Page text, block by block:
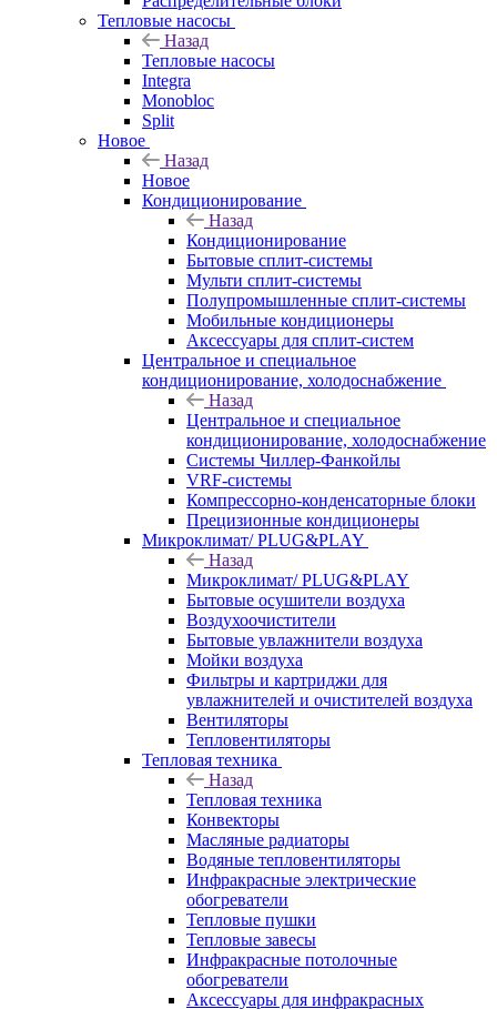
Тепловые насосы
Назад
Тепловые насосы
Integra
Monobloc
Split
Новое
Назад
Новое
Кондиционирование
Назад
Кондиционирование
Бытовые сплит-системы
Мульти сплит-системы
Полупромышленные сплит-системы
Мобильные кондиционеры
Аксессуары для сплит-систем
Центральное и специальное
кондиционирование, холодоснабжение
Назад
Центральное и специальное
кондиционирование, холодоснабжение
Системы Чиллер-Фанкойлы
VRF-системы
Компрессорно-конденсаторные блоки
Прецизионные кондиционеры
Микроклимат/ PLUG&PLAY
Назад
Микроклимат/ PLUG&PLAY
Бытовые осушители воздуха
Воздухоочистители
Бытовые увлажнители воздуха
Мойки воздуха
Фильтры и картриджи для
увлажнителей и очистителей воздуха
Вентиляторы
Тепловентиляторы
Тепловая техника
Назад
Тепловая техника
Конвекторы
Масляные радиаторы
Водяные тепловентиляторы
Инфракрасные электрические
обогреватели
Тепловые пушки
Тепловые завесы
Инфракрасные потолочные
обогреватели
Аксессуары для инфракрасных